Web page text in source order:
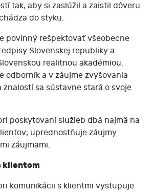
tak, aby si zaslúžil a zaistil dôveru
do styku.
povinný rešpektovať všeobecne
Slovenskej republiky a
realitnou akadémiou.
odborník a v záujme zvyšovania
sa sústavne stará o svoje
poskytovaní služieb dbá najmä na
uprednostňuje záujmy
záujmami.
klientom
komunikácii s klientmi vystupuje